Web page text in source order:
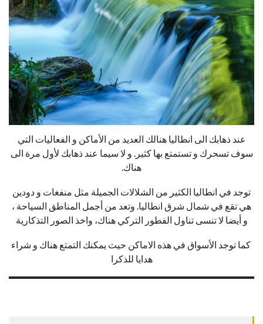
عند ذهابك الى انطاليا هنالك العديد من الأماكن و الفعاليات التي
سوف تسحرك و تستمتع بها كثير. و لا سيما عند ذهابك لأول مرة الى
هناك.
توجد في انطاليا الكثير من الشلالات الجميلة مثل منفغات و دودين
هي تقع في شمال شرق انطاليا. وتعد من أجمل المناطق السياحة ،
و أيضا لا تنسى تناول الفطور التركي هناك، واخذ الصور التذكارية
كما توجد الأسواق في هذه الاماكن حيث يمكنك التمتع هناك و شراء
هدايا للذكرا